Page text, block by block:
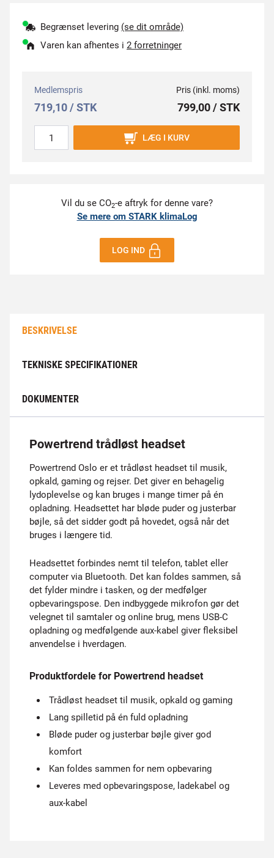
Begrænset levering (se dit område)
Varen kan afhentes i 2 forretninger
Medlemspris
719,10 / STK
Pris (inkl. moms)
799,00 / STK
LÆG I KURV
Vil du se CO2-e aftryk for denne vare?
Se mere om STARK klimaLog
LOG IND
BESKRIVELSE
TEKNISKE SPECIFIKATIONER
DOKUMENTER
Powertrend trådløst headset
Powertrend Oslo er et trådløst headset til musik,
opkald, gaming og rejser. Det giver en behagelig
lydoplevelse og kan bruges i mange timer på én
opladning. Headsettet har bløde puder og justerbar
bøjle, så det sidder godt på hovedet, også når det
bruges i længere tid.
Headsettet forbindes nemt til telefon, tablet eller
computer via Bluetooth. Det kan foldes sammen, så
det fylder mindre i tasken, og der medfølger
opbevaringspose. Den indbyggede mikrofon gør det
velegnet til samtaler og online brug, mens USB-C
opladning og medfølgende aux-kabel giver fleksibel
anvendelse i hverdagen.
Produktfordele for Powertrend headset
Trådløst headset til musik, opkald og gaming
Lang spilletid på én fuld opladning
Bløde puder og justerbar bøjle giver god
komfort
Kan foldes sammen for nem opbevaring
Leveres med opbevaringspose, ladekabel og
aux-kabel